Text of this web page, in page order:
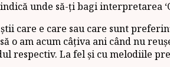
unde să-ți bagi interpretarea
care e care sau care sunt
am acum câțiva ani când nu
respectiv. La fel și cu melodiile